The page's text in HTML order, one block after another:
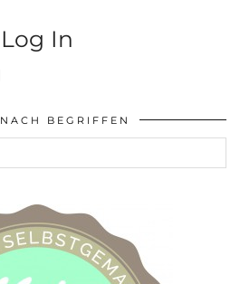
Log In
BEGRIFFEN